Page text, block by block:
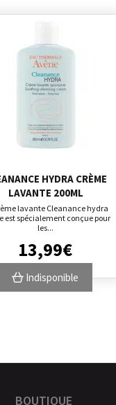
HYDRA CRÈME
LAVANTE 200ML
lavante Cleanance hydra
est spécialement conçue pour
les...
13,99€
Indisponible
BOUTIQUE